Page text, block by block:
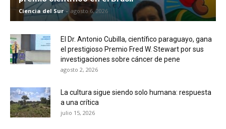
Ciencia del Sur - agosto 6, 2026
El Dr. Antonio Cubilla, científico paraguayo, gana
el prestigioso Premio Fred W. Stewart por sus
investigaciones sobre cáncer de pene
agosto 2, 2026
La cultura sigue siendo solo humana: respuesta
a una crítica
julio 15, 2026